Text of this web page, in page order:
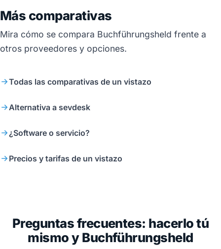
Más comparativas
Mira cómo se compara Buchführungsheld frente a
otros proveedores y opciones.
Todas las comparativas de un vistazo
Alternativa a sevdesk
¿Software o servicio?
Precios y tarifas de un vistazo
Preguntas frecuentes: hacerlo tú
mismo y Buchführungsheld